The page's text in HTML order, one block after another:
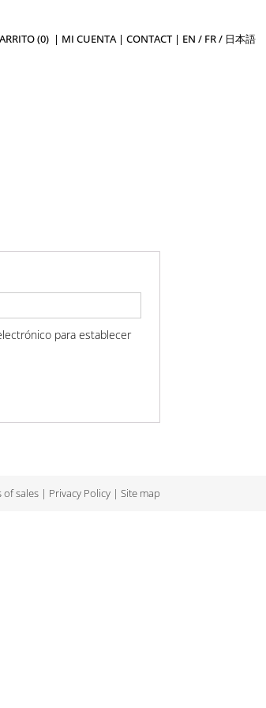
(0) | MI CUENTA|CONTACT| EN / FR/ 日本語
para establecer
of sales| Privacy Policy| Site map